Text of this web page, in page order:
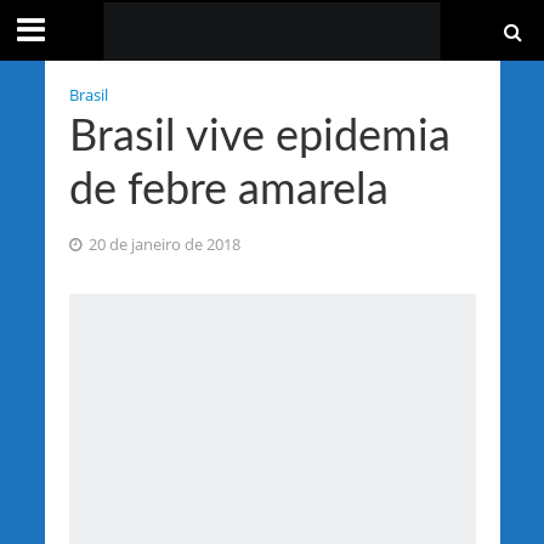
Brasil
Brasil vive epidemia
de febre amarela
20 de janeiro de 2018